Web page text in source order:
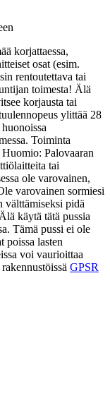
korjattaessa,
osat (esim.
rentoutettava tai
toimesta! Älä
korjausta tai
ylittää 28
Toiminta
Palovaaran
tai
ole varovainen,
varovainen sormiesi
välttämiseksi pidä
käytä tätä pussia
Tämä pussi ei ole
poissa lasten
voi vaurioittaa
GPSR